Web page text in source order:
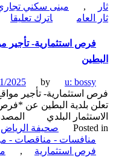
محافظة
الأسياح
, مبنى سكني تجاري ,
اترك تعليقاon
عامة-
إنشاء
مبنى
سكني
تجاري-
بلدية
محافظة
ثار
استثمارية- تأجير مواقع
03/01/2025 by
u:
تأجير مواقع
بلدية البطين عن *فرص
البلدي المصدر:...
صحيفة الرياض ,
- مناقصات -
استثمارية
, محل